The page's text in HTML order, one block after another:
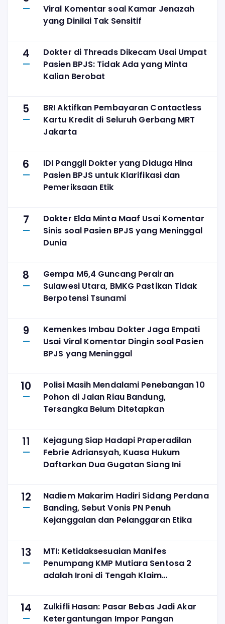
Viral Komentar soal Kamar Jenazah
yang Dinilai Tak Sensitif
4
Dokter di Threads Dikecam Usai Umpat
Pasien BPJS: Tidak Ada yang Minta
Kalian Berobat
5
BRI Aktifkan Pembayaran Contactless
Kartu Kredit di Seluruh Gerbang MRT
Jakarta
6
IDI Panggil Dokter yang Diduga Hina
Pasien BPJS untuk Klarifikasi dan
Pemeriksaan Etik
7
Dokter Elda Minta Maaf Usai Komentar
Sinis soal Pasien BPJS yang Meninggal
Dunia
8
Gempa M6,4 Guncang Perairan
Sulawesi Utara, BMKG Pastikan Tidak
Berpotensi Tsunami
9
Kemenkes Imbau Dokter Jaga Empati
Usai Viral Komentar Dingin soal Pasien
BPJS yang Meninggal
10
Polisi Masih Mendalami Penebangan 10
Pohon di Jalan Riau Bandung,
Tersangka Belum Ditetapkan
11
Kejagung Siap Hadapi Praperadilan
Febrie Adriansyah, Kuasa Hukum
Daftarkan Dua Gugatan Siang Ini
12
Nadiem Makarim Hadiri Sidang Perdana
Banding, Sebut Vonis PN Penuh
Kejanggalan dan Pelanggaran Etika
13
MTI: Ketidaksesuaian Manifes
Penumpang KMP Mutiara Sentosa 2
adalah Ironi di Tengah Klaim
14
Zulkifli Hasan: Pasar Bebas Jadi Akar
Ketergantungan Impor Pangan